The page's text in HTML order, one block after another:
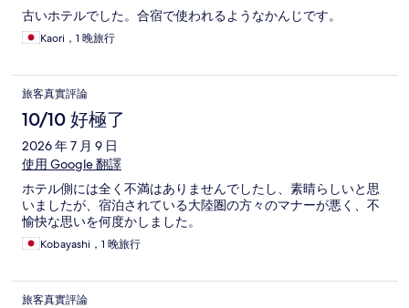
古いホテルでした。合宿で使われるようなかんじです。
Kaori，1 晚旅行
旅客真實評論
10/10 好極了
2026 年 7 月 9 日
使用 Google 翻譯
ホテル側には全く不満はありませんでしたし、素晴らしいと思
いましたが、宿泊されている大陸圏の方々のマナーが悪く、不
愉快な思いを何度かしました。
Kobayashi，1 晚旅行
旅客真實評論